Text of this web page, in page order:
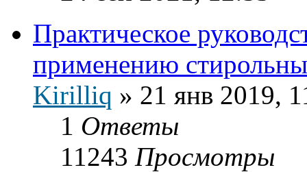
Практическое
применению
Kirilliq » 21 янв 2019,
1 Ответы
11243 Просмотры